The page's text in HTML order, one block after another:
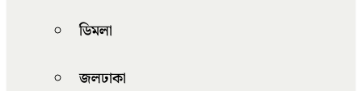
ডিমলা
জলঢাকা